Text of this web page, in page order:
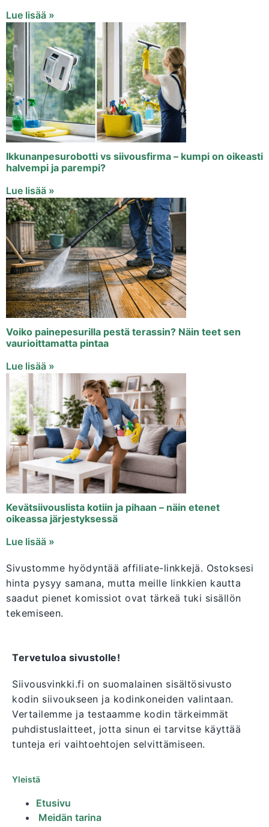
Lue lisää »
Ikkunanpesurobotti vs siivousfirma – kumpi on oikeasti
halvempi ja parempi?
Lue lisää »
Voiko painepesurilla pestä terassin? Näin teet sen
vaurioittamatta pintaa
Lue lisää »
Kevätsiivouslista kotiin ja pihaan – näin etenet
oikeassa järjestyksessä
Lue lisää »
Sivustomme hyödyntää affiliate-linkkejä. Ostoksesi
hinta pysyy samana, mutta meille linkkien kautta
saadut pienet komissiot ovat tärkeä tuki sisällön
tekemiseen.
Tervetuloa sivustolle!
Siivousvinkki.fi on suomalainen sisältösivusto
kodin siivoukseen ja kodinkoneiden valintaan.
Vertailemme ja testaamme kodin tärkeimmät
puhdistuslaitteet, jotta sinun ei tarvitse käyttää
tunteja eri vaihtoehtojen selvittämiseen.
Yleistä
Etusivu
Meidän tarina